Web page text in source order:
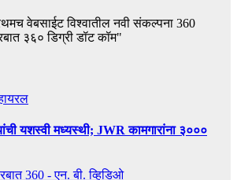
वेबसाईट विश्वातील नवी संकल्पना 360
३६० डिग्री डॉट कॉम"
यशस्वी मध्यस्थी; JWR कामगारांना ३०००
360 - एन. बी. व्हिडिओ